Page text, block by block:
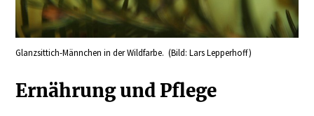
Glanzsittich-Männchen in der Wildfarbe. (Bild: Lars Lepperhoff)
Ernährung und Pflege